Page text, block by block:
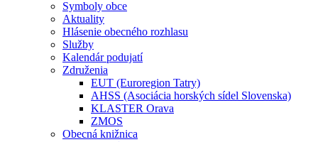
Symboly obce
Aktuality
Hlásenie obecného rozhlasu
Služby
Kalendár podujatí
Združenia
EUT (Euroregion Tatry)
AHSS (Asociácia horských sídel Slovenska)
KLASTER Orava
ZMOS
Obecná knižnica